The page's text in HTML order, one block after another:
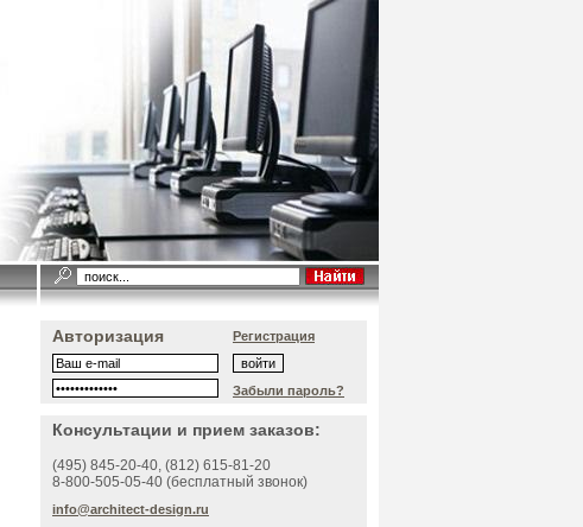
Авторизация Регистрация
Забыли пароль?
Консультации и прием заказов:
(495) 845-20-40, (812) 615-81-20
8-800-505-05-40 (бесплатный звонок)
info@architect-design.ru